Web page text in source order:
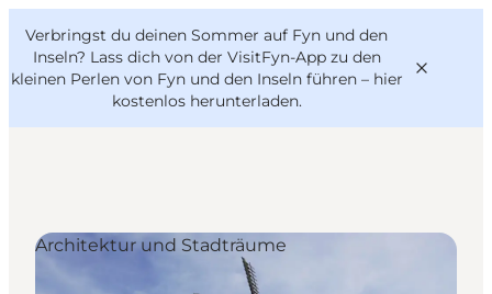
Verbringst du deinen Sommer auf Fyn und den
Inseln? Lass dich von der VisitFyn-App zu den
kleinen Perlen von Fyn und den Inseln führen – hier
kostenlos herunterladen.
Reise Ideen
Outdoor & bike
VisitFyn
Deutsch
Architektur und Stadträume